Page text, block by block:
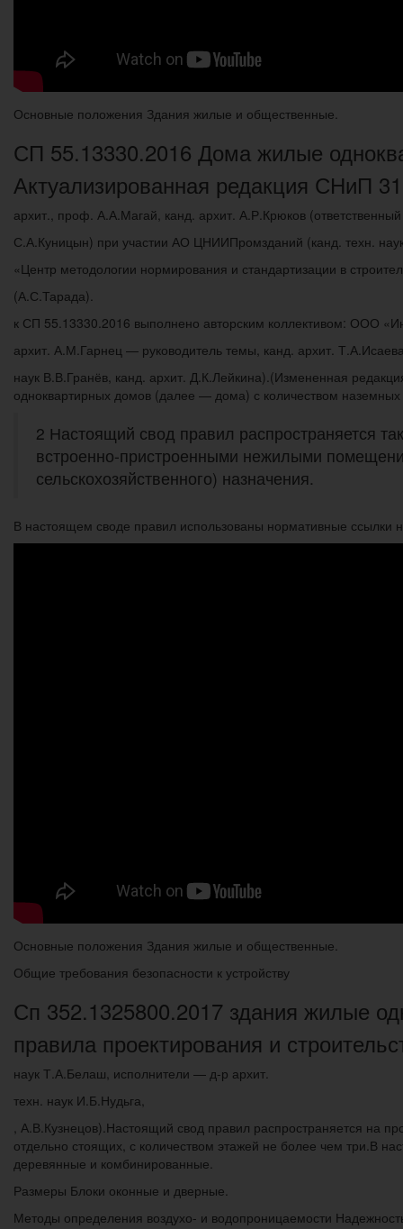
Основные положения Здания жилые и общественные.
СП 55.13330.2016 Дома жилые
Актуализированная редакция СНиП
архит., проф. А.А.Магай, канд. архит. А.Р.Крюков
С.А.Куницын) при участии АО ЦНИИПромзданий (канд. техн.
«Центр методологии нормирования и стандартизации в
(А.С.Тарада).
к СП 55.13330.2016 выполнено авторским коллективом: ООО
архит. А.М.Гарнец — руководитель темы, канд. архит.
наук В.В.Гранёв, канд. архит. Д.К.Лейкина).(Измененная
одноквартирных домов (далее — дома) с количеством
2 Настоящий свод правил распространяется
встроенно-пристроенными нежилыми
сельскохозяйственного) назначения.
В настоящем своде правил использованы нормативные ссылки
Основные положения Здания жилые и общественные.
Общие требования безопасности к устройству
Сп 352.1325800.2017 здания жилые
правила проектирования и
наук Т.А.Белаш, исполнители — д-р архит.
техн. наук И.Б.Нудьга,
, А.В.Кузнецов).Настоящий свод правил распространяется на
отдельно стоящих, с количеством этажей не более чем три.В
деревянные и комбинированные.
Размеры Блоки оконные и дверные.
Методы определения воздухо- и водопроницаемости